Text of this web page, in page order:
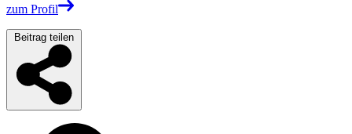
zum Profil
Beitrag teilen